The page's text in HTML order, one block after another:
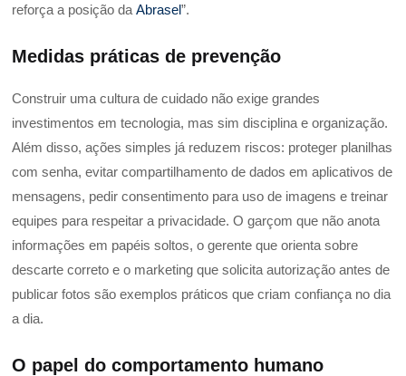
reforça a posição daAbrasel”.
Medidas práticas de prevenção
Construir uma cultura de cuidado não exige grandes
investimentos em tecnologia, mas sim disciplina e organização.
Além disso, ações simples já reduzem riscos: proteger planilhas
com senha, evitar compartilhamento de dados em aplicativos de
mensagens, pedir consentimento para uso de imagens e treinar
equipes para respeitar a privacidade. O garçom que não anota
informações em papéis soltos, o gerente que orienta sobre
descarte correto e o marketing que solicita autorização antes de
publicar fotos são exemplos práticos que criam confiança no dia
a dia.
O papel do comportamento humano